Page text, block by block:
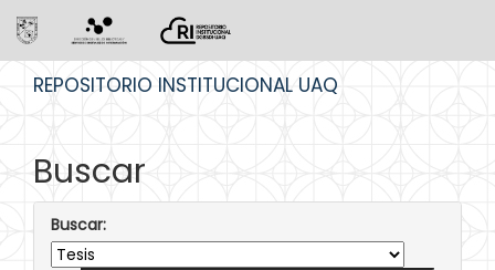
REPOSITORIO INSTITUCIONAL UAQ
Buscar
Buscar: